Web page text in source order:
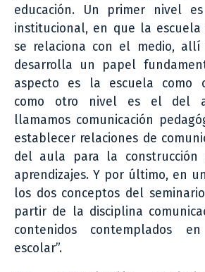
educación. Un primer nivel
institucional, en que la escuela
se relaciona con el medio, allí
desarrolla un papel
aspecto es la escuela como
como otro nivel es el del
llamamos comunicación
establecer relaciones de
del aula para la construcción
aprendizajes. Y por último, en
los dos conceptos del
partir de la disciplina
contenidos contemplados
escolar”.